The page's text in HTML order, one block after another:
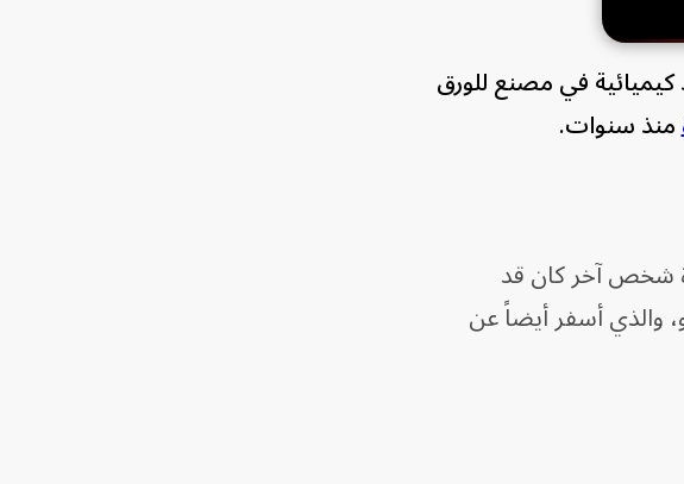
كيميائية في مصنع للورق
منذ سنوات.
بعد وفاة شخص آخر كان قد
والذي أسفر أيضاً عن